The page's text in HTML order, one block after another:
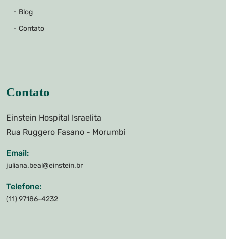
Blog
Contato
Contato
Einstein Hospital Israelita
Rua Ruggero Fasano - Morumbi
Email:
juliana.beal@einstein.br
Telefone:
(11) 97186-4232